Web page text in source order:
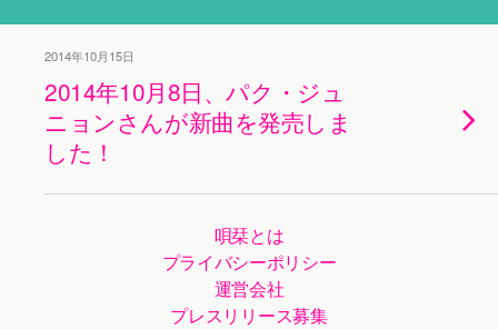
2014年10月15日
2014年10月8日、パク・ジュ
ニョンさんが新曲を発売しま
した！
唄栞とは
プライバシーポリシー
運営会社
プレスリリース募集